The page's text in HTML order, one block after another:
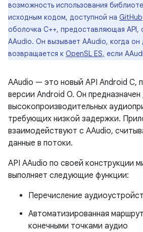
возможность использования
исходным кодом, доступной на GitHub
оболочка C++, предоставляющая API,
AAudio. Он вызывает AAudio, когда он
возвращается к OpenSL ES, если
AAudio — это новый API Android C,
версии Android O. Он предназначен
высокопроизводительных
требующих низкой задержки.
взаимодействуют с AAudio,
данные в потоки.
API AAudio по своей конструкции
выполняет следующие функции:
Перечисление
Автоматизированная
конечными точками аудио